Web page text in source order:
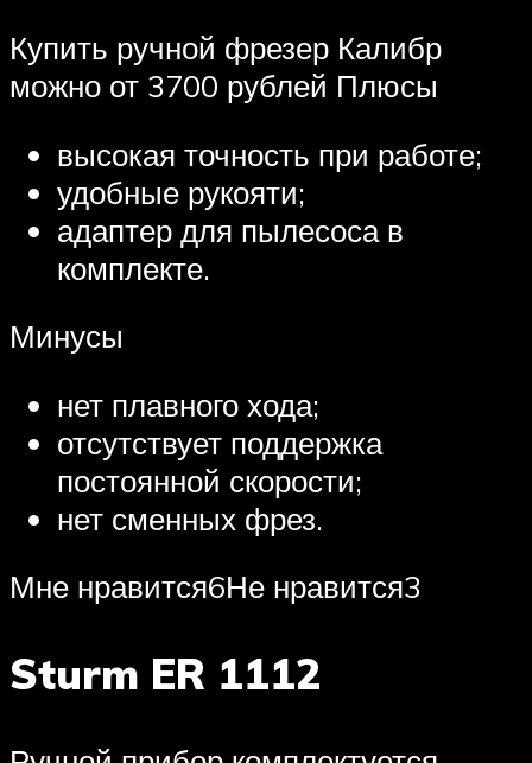
Купить ручной фрезер Калибр
можно от 3700 рублей Плюсы
высокая точность при работе;
удобные рукояти;
адаптер для пылесоса в
комплекте.
Минусы
нет плавного хода;
отсутствует поддержка
постоянной скорости;
нет сменных фрез.
Мне нравится6Не нравится3
Sturm ER 1112